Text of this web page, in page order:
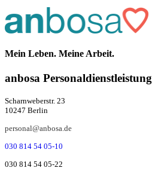
Mein Leben. Meine Arbeit.
anbosa
Scharnweberstr. 23
10247 Berlin
personal@anbosa.de
030 814 54 05-10
030 814 54 05-22